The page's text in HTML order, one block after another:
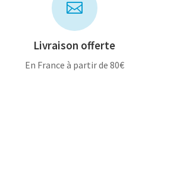

Livraison offerte
En France à partir de 80€